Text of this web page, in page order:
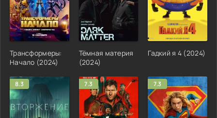
Трансформеры:
Начало (2024)
Тёмная материя
(2024)
Гадкий я 4 (2024)
8.3 7.3 7.3